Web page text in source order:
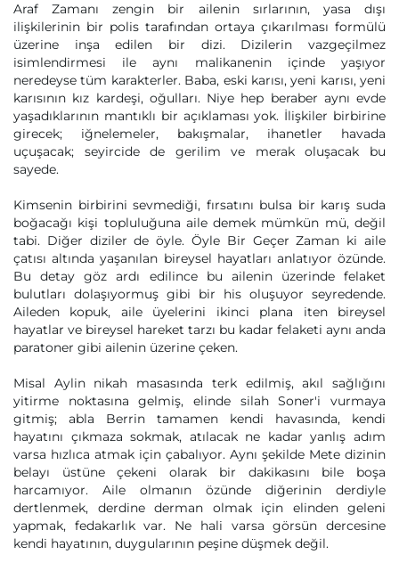
Araf Zamanı zengin bir ailenin sırlarının, yasa dışı
ilişkilerinin bir polis tarafından ortaya çıkarılması formülü
üzerine inşa edilen bir dizi. Dizilerin vazgeçilmez
isimlendirmesi ile aynı malikanenin içinde yaşıyor
neredeyse tüm karakterler. Baba, eski karısı, yeni karısı, yeni
karısının kız kardeşi, oğulları. Niye hep beraber aynı evde
yaşadıklarının mantıklı bir açıklaması yok. İlişkiler birbirine
girecek; iğnelemeler, bakışmalar, ihanetler havada
uçuşacak; seyircide de gerilim ve merak oluşacak bu
sayede.
Kimsenin birbirini sevmediği, fırsatını bulsa bir karış suda
boğacağı kişi topluluğuna aile demek mümkün mü, değil
tabi. Diğer diziler de öyle. Öyle Bir Geçer Zaman ki aile
çatısı altında yaşanılan bireysel hayatları anlatıyor özünde.
Bu detay göz ardı edilince bu ailenin üzerinde felaket
bulutları dolaşıyormuş gibi bir his oluşuyor seyredende.
Aileden kopuk, aile üyelerini ikinci plana iten bireysel
hayatlar ve bireysel hareket tarzı bu kadar felaketi aynı anda
paratoner gibi ailenin üzerine çeken.
Misal Aylin nikah masasında terk edilmiş, akıl sağlığını
yitirme noktasına gelmiş, elinde silah Soner'i vurmaya
gitmiş; abla Berrin tamamen kendi havasında, kendi
hayatını çıkmaza sokmak, atılacak ne kadar yanlış adım
varsa hızlıca atmak için çabalıyor. Aynı şekilde Mete dizinin
belayı üstüne çekeni olarak bir dakikasını bile boşa
harcamıyor. Aile olmanın özünde diğerinin derdiyle
dertlenmek, derdine derman olmak için elinden geleni
yapmak, fedakarlık var. Ne hali varsa görsün dercesine
kendi hayatının, duygularının peşine düşmek değil.